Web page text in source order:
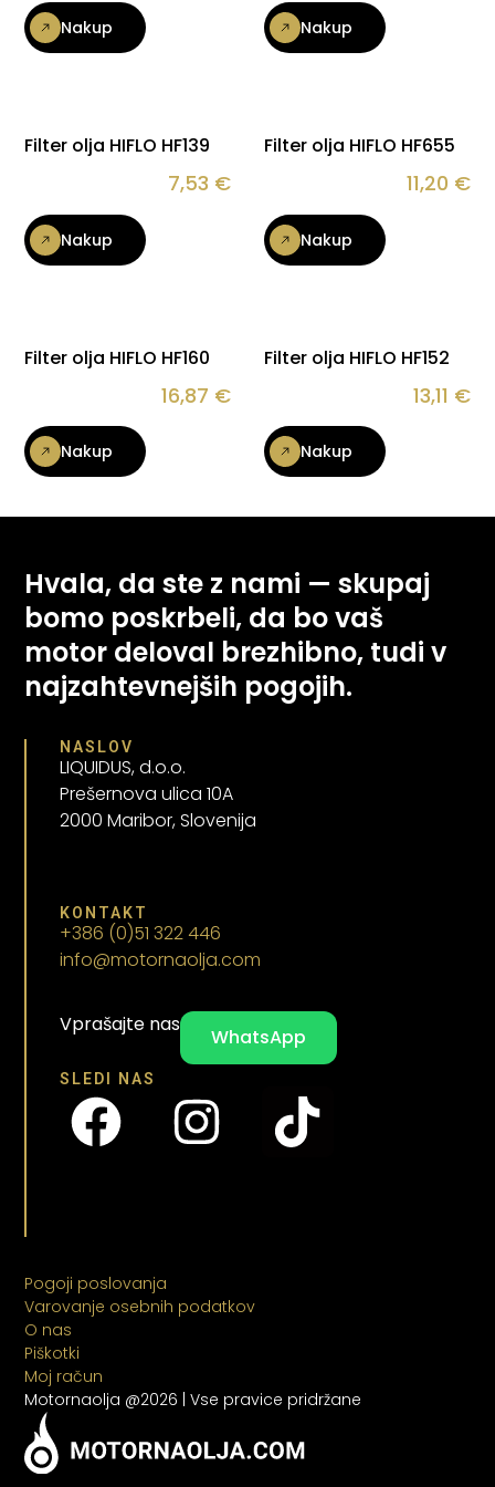
Nakup Nakup
Filter olja HIFLO HF139
7,53 €
Nakup
Filter olja HIFLO HF655
11,20 €
Nakup
Filter olja HIFLO HF160
16,87 €
Nakup
Filter olja HIFLO HF152
13,11 €
Nakup
Hvala, da ste z nami — skupaj
bomo poskrbeli, da bo vaš
motor deloval brezhibno, tudi v
najzahtevnejših pogojih.
NASLOV
LIQUIDUS, d.o.o.
Prešernova ulica 10A
2000 Maribor, Slovenija
KONTAKT
+386 (0)51 322 446
info@motornaolja.com
Vprašajte nas
WhatsApp
SLEDI NAS
Pogoji poslovanja
Varovanje osebnih podatkov
O nas
Piškotki
Moj račun
Motornaolja @2026 | Vse pravice pridržane